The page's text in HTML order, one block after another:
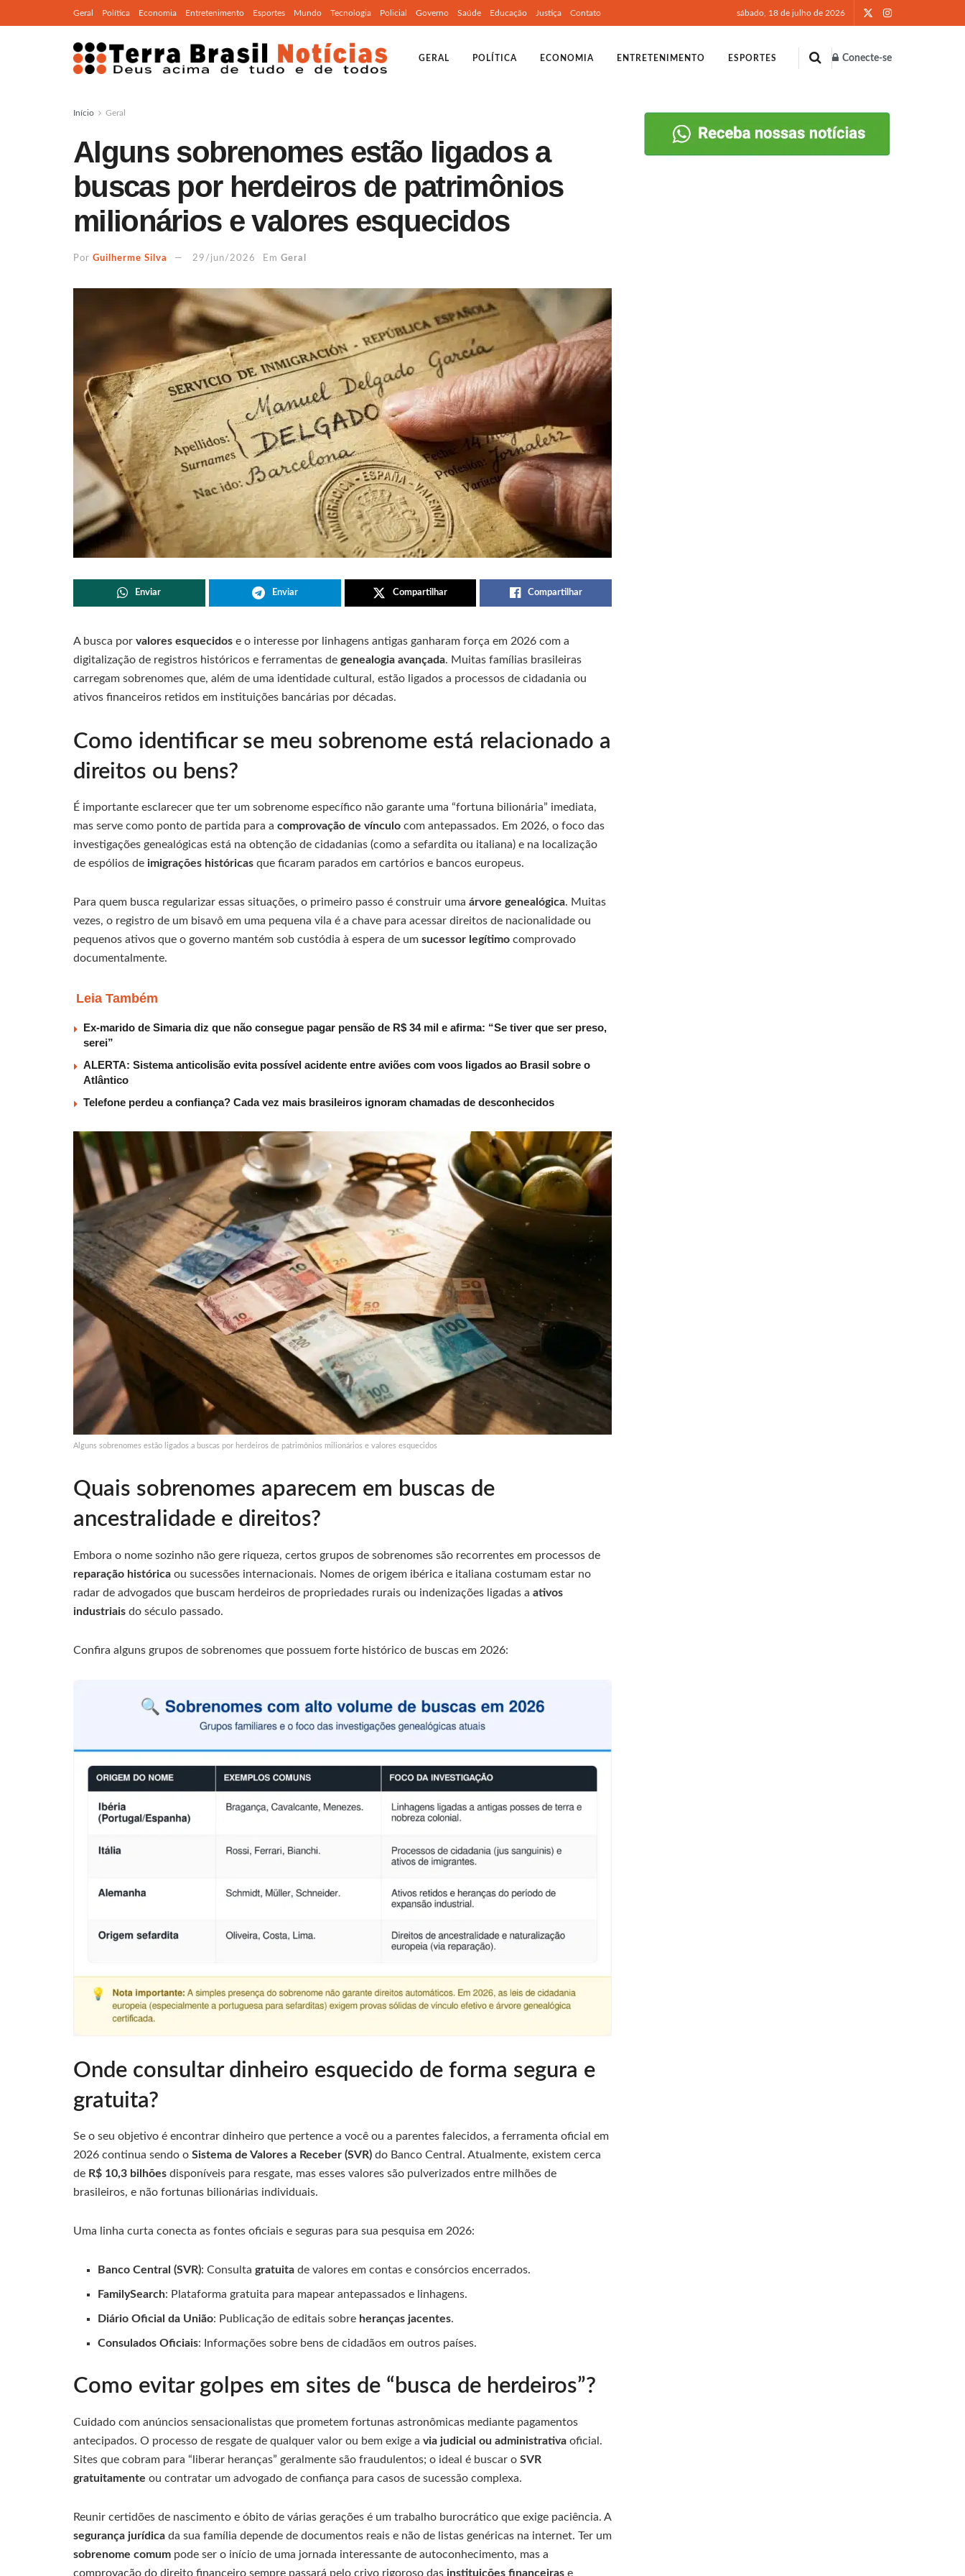
Geral Política Economia Entretenimento Esportes Mundo Tecnologia Policial Governo Saúde Educação Justiça Contato sábado, 18 de julho de 2026
GERAL POLÍTICA ECONOMIA ENTRETENIMENTO ESPORTES Conecte-se
Início Geral
Alguns sobrenomes estão ligados a
buscas por herdeiros de patrimônios
milionários e valores esquecidos
Por Guilherme Silva 29/jun/2026 Em Geral
Enviar Enviar Compartilhar Compartilhar
A busca por valores esquecidos e o interesse por linhagens antigas ganharam força em 2026 com a
digitalização de registros históricos e ferramentas de genealogia avançada. Muitas famílias brasileiras
carregam sobrenomes que, além de uma identidade cultural, estão ligados a processos de cidadania ou
ativos financeiros retidos em instituições bancárias por décadas.
Como identificar se meu sobrenome está relacionado a
direitos ou bens?
É importante esclarecer que ter um sobrenome específico não garante uma “fortuna bilionária” imediata,
mas serve como ponto de partida para a comprovação de vínculo com antepassados. Em 2026, o foco das
investigações genealógicas está na obtenção de cidadanias (como a sefardita ou italiana) e na localização
de espólios de imigrações históricas que ficaram parados em cartórios e bancos europeus.
Para quem busca regularizar essas situações, o primeiro passo é construir uma árvore genealógica. Muitas
vezes, o registro de um bisavô em uma pequena vila é a chave para acessar direitos de nacionalidade ou
pequenos ativos que o governo mantém sob custódia à espera de um sucessor legítimo comprovado
documentalmente.
Leia Também
Ex-marido de Simaria diz que não consegue pagar pensão de R$ 34 mil e afirma: “Se tiver que ser preso,
serei”
ALERTA: Sistema anticolisão evita possível acidente entre aviões com voos ligados ao Brasil sobre o
Atlântico
Telefone perdeu a confiança? Cada vez mais brasileiros ignoram chamadas de desconhecidos
Alguns sobrenomes estão ligados a buscas por herdeiros de patrimônios milionários e valores esquecidos
Quais sobrenomes aparecem em buscas de
ancestralidade e direitos?
Embora o nome sozinho não gere riqueza, certos grupos de sobrenomes são recorrentes em processos de
reparação histórica ou sucessões internacionais. Nomes de origem ibérica e italiana costumam estar no
radar de advogados que buscam herdeiros de propriedades rurais ou indenizações ligadas a ativos
industriais do século passado.
Confira alguns grupos de sobrenomes que possuem forte histórico de buscas em 2026:
Onde consultar dinheiro esquecido de forma segura e
gratuita?
Se o seu objetivo é encontrar dinheiro que pertence a você ou a parentes falecidos, a ferramenta oficial em
2026 continua sendo o Sistema de Valores a Receber (SVR) do Banco Central. Atualmente, existem cerca
de R$ 10,3 bilhões disponíveis para resgate, mas esses valores são pulverizados entre milhões de
brasileiros, e não fortunas bilionárias individuais.
Uma linha curta conecta as fontes oficiais e seguras para sua pesquisa em 2026:
Banco Central (SVR): Consultagratuita de valores em contas e consórcios encerrados.
FamilySearch: Plataforma gratuita para mapear antepassados e linhagens.
Diário Oficial da União: Publicação de editais sobre heranças jacentes.
Consulados Oficiais: Informações sobre bens de cidadãos em outros países.
Como evitar golpes em sites de “busca de herdeiros”?
Cuidado com anúncios sensacionalistas que prometem fortunas astronômicas mediante pagamentos
antecipados. O processo de resgate de qualquer valor ou bem exige a via judicial ou administrativa oficial.
Sites que cobram para “liberar heranças” geralmente são fraudulentos; o ideal é buscar o SVR
gratuitamente ou contratar um advogado de confiança para casos de sucessão complexa.
Reunir certidões de nascimento e óbito de várias gerações é um trabalho burocrático que exige paciência. A
segurança jurídica da sua família depende de documentos reais e não de listas genéricas na internet. Ter um
sobrenome comum pode ser o início de uma jornada interessante de autoconhecimento, mas a
comprovação do direito financeiro sempre passará pelo crivo rigoroso das instituições financeiras e